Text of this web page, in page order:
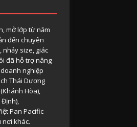
mở lớp từ năm
đến chuyên
nhảy size, giác
đã hỗ trợ nâng
nghiệp
Thái Dương
Hòa),
Định),
Pan Pacific
nơi khác.